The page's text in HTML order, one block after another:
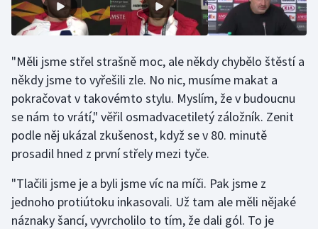
Ragby
Rychlostní kanoistika
Short track
Sportovní střelba
Stolní tenis
Triatlon
"Měli jsme střel strašně moc, ale někdy chybělo štěstí a
někdy jsme to vyřešili zle. No nic, musíme makat a
pokračovat v takovémto stylu. Myslím, že v budoucnu
se nám to vrátí," věřil osmadvacetiletý záložník. Zenit
podle něj ukázal zkušenost, když se v 80. minutě
prosadil hned z první střely mezi tyče.
"Tlačili jsme je a byli jsme víc na míči. Pak jsme z
jednoho protiútoku inkasovali. Už tam ale měli nějaké
náznaky šancí, vyvrcholilo to tím, že dali gól. To je